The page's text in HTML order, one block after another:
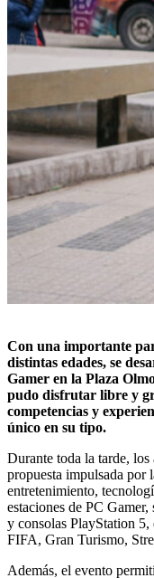
Con una importante
distintas edades, se
Gamer en la Plaza
pudo disfrutar libre y
competencias y
único en su tipo.
Durante toda la tarde, los
propuesta impulsada por
entretenimiento,
estaciones de PC
y consolas PlayStation
FIFA, Gran Turismo,
Además, el evento